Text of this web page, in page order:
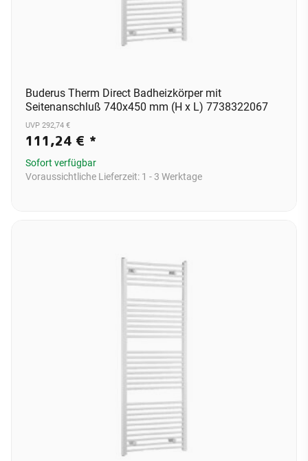
Buderus Therm Direct Badheizkörper mit
Seitenanschluß 740x450 mm (H x L) 7738322067
UVP 292,74 €
111,24 € *
Sofort verfügbar
Voraussichtliche Lieferzeit: 1 - 3 Werktage